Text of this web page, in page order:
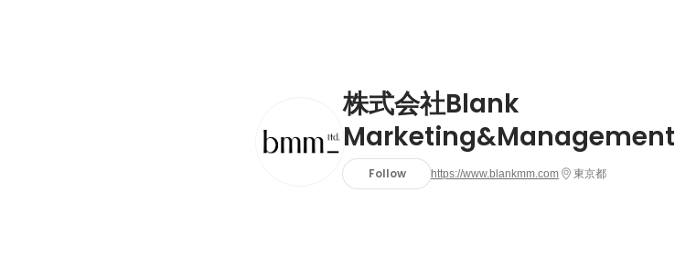
株式会社Blank
Marketing&Management
Follow https://www.blankmm.com 東京都